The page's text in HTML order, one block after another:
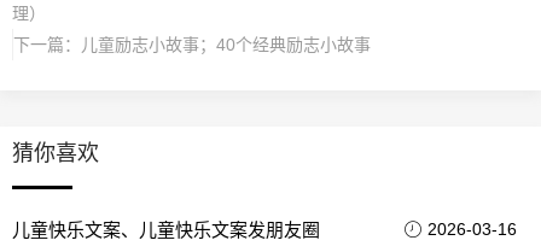
理）
下一篇：
儿童励志小故事；40个经典励志小故事
猜你喜欢
儿童快乐文案、儿童快乐文案发朋友圈 2026-03-16